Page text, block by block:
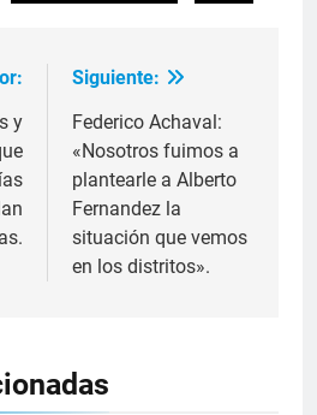
y
Siguiente:
Federico Achaval:
«Nosotros fuimos a
plantearle a Alberto
Fernandez la
situación que vemos
en los distritos».